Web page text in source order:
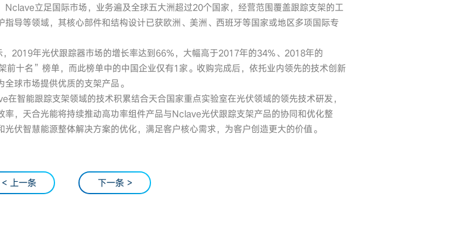
立足国际市场，业务遍及全球五大洲超过20个国家，经营范围覆盖跟踪支架的工
导等领域，其核心部件和结构设计已获欧洲、美洲、西班牙等国家或地区多项国际专
2019年光伏跟踪器市场的增长率达到66%，大幅高于2017年的34%、2018年的
十名”榜单，而此榜单中的中国企业仅有1家。收购完成后，依托业内领先的技术创新
球市场提供优质的支架产品。
智能跟踪支架领域的技术积累结合天合国家重点实验室在光伏领域的领先技术研发，
，天合光能将持续推动高功率组件产品与Nclave光伏跟踪支架产品的协同和优化整
伏智慧能源整体解决方案的优化，满足客户核心需求，为客户创造更大的价值。
< 上一条 下一条 >